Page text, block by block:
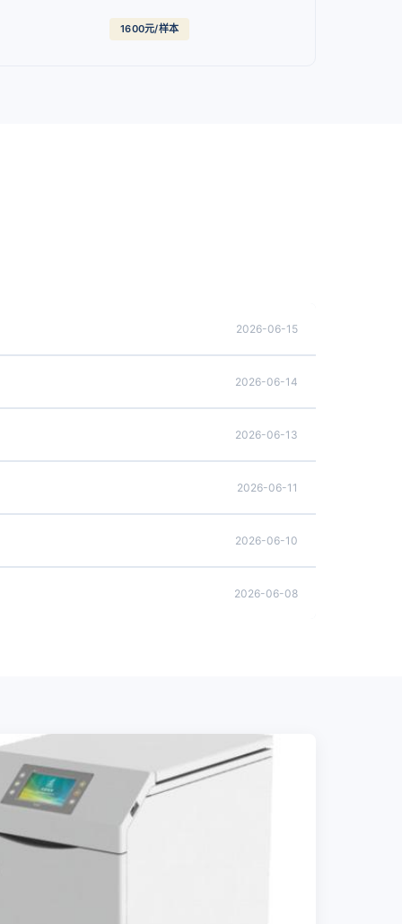
1600元/样本
2026-06-15
2026-06-14
2026-06-13
2026-06-11
2026-06-10
2026-06-08